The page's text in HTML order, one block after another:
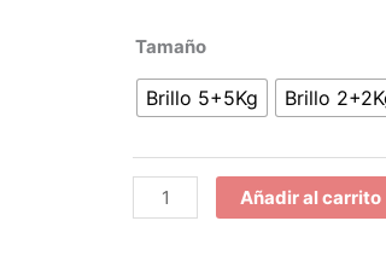
Tamaño
Brillo 5+5Kg Brillo
Iplycril
Añadir al carrito